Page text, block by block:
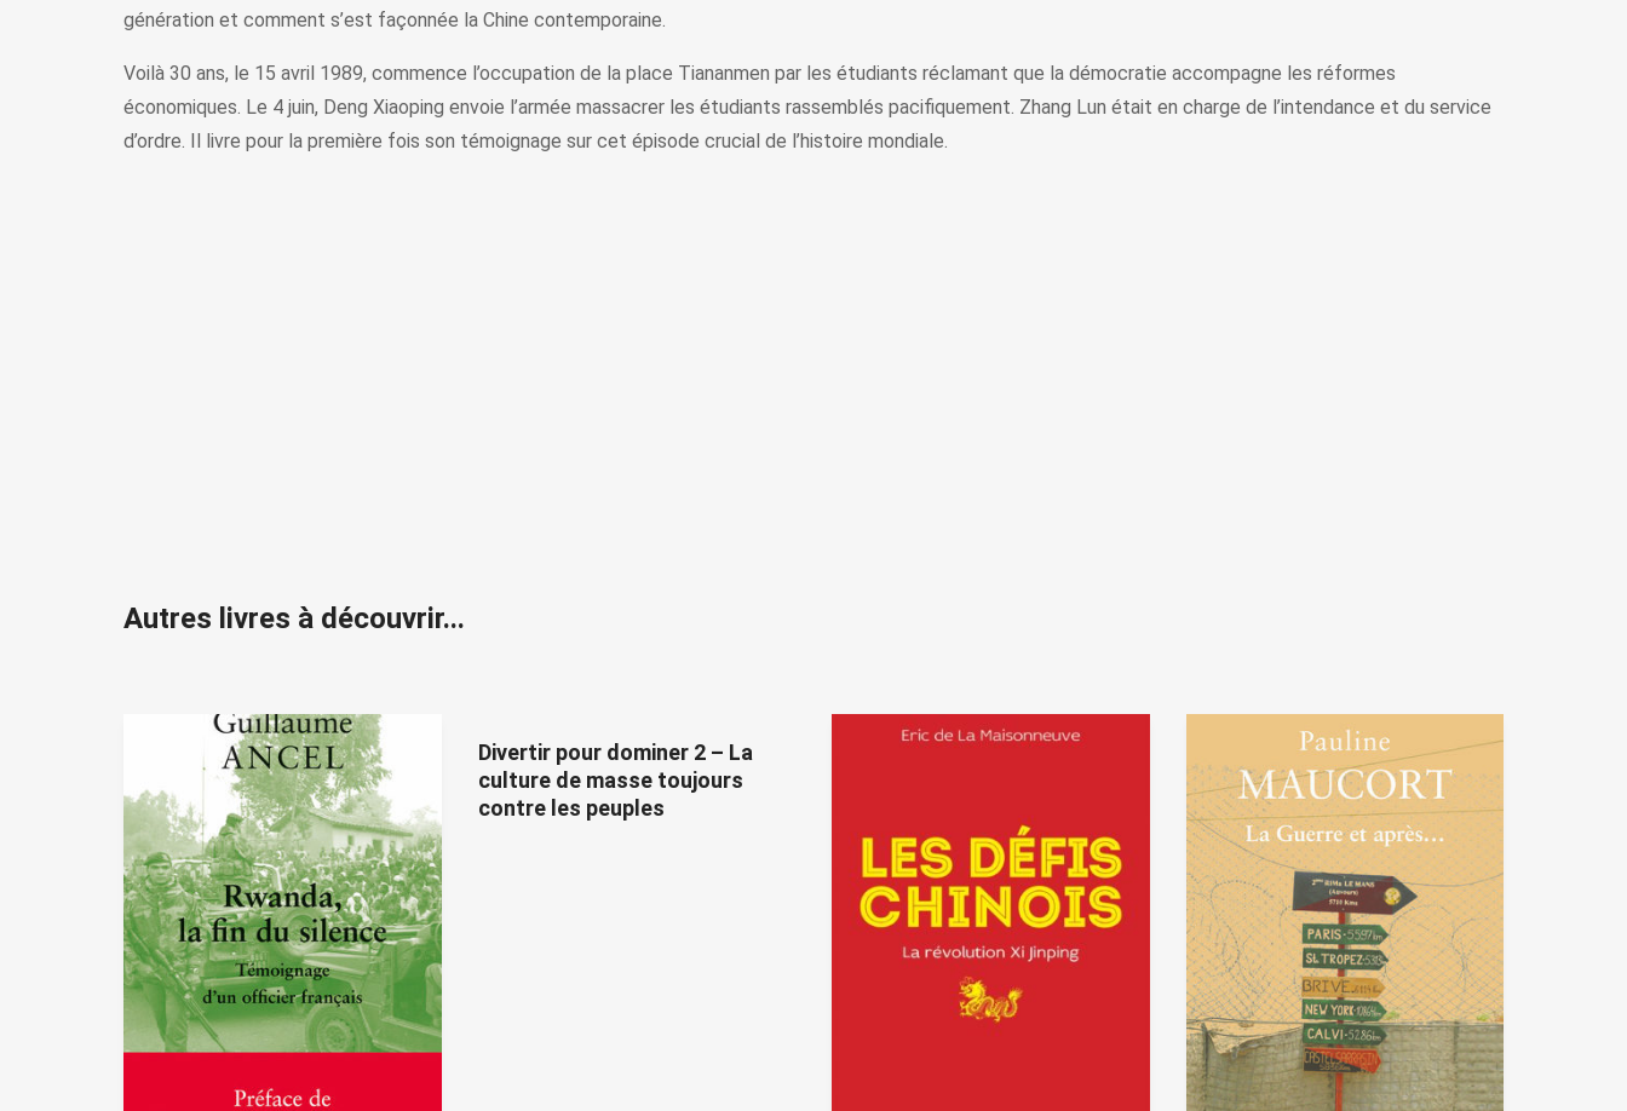
génération et comment s’est façonnée la Chine contemporaine.
Voilà 30 ans, le 15 avril 1989, commence l’occupation de la place Tiananmen par les étudiants réclamant que la démocratie accompagne les réformes
économiques. Le 4 juin, Deng Xiaoping envoie l’armée massacrer les étudiants rassemblés pacifiquement. Zhang Lun était en charge de l’intendance et du service
d’ordre. Il livre pour la première fois son témoignage sur cet épisode crucial de l’histoire mondiale.
Autres livres à découvrir...
Divertir pour dominer 2 – La
culture de masse toujours
contre les peuples